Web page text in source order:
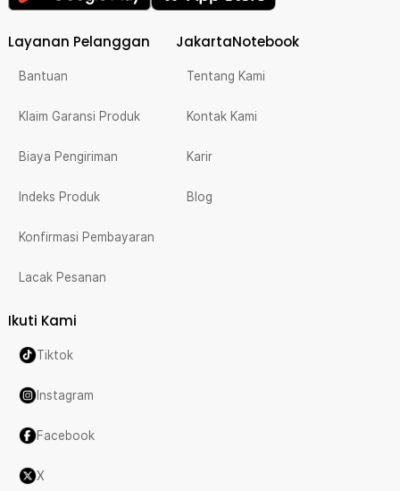
Layanan Pelanggan
Bantuan
Klaim Garansi Produk
Biaya Pengiriman
Indeks Produk
Konfirmasi Pembayaran
Lacak Pesanan
JakartaNotebook
Tentang Kami
Kontak Kami
Karir
Blog
Ikuti Kami
Tiktok
Instagram
Facebook
X